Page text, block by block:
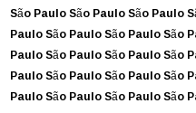
São PauloSão PauloSão Paulo
PauloSão PauloSão PauloSão
PauloSão PauloSão PauloSão
PauloSão PauloSão PauloSão
PauloSão PauloSão PauloSão